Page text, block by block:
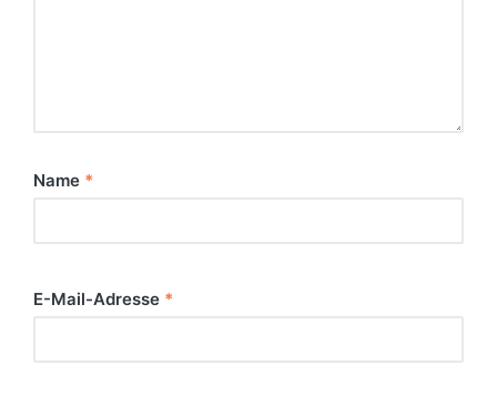
Name *
E-Mail-Adresse *